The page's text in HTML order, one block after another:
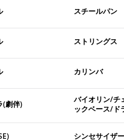
スチールパン
ストリングス
カリンバ
(劇伴)
バイオリン/チ
ックベース/ド
シンセサイザー